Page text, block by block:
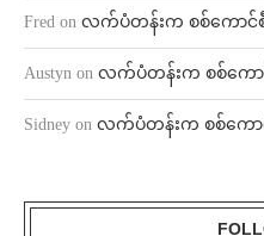
Fred on လက်ပံတန်းက စစ်ကောင်စီ
Austyn on လက်ပံတန်းက စစ်ကော
Sidney on လက်ပံတန်းက စစ်ကော